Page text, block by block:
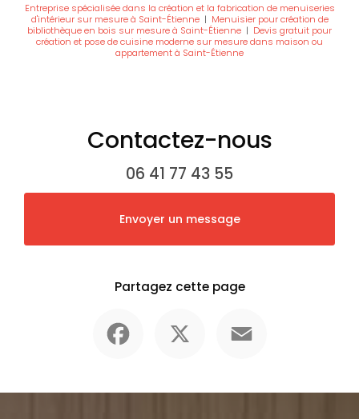
Entreprise spécialisée dans la création et la fabrication de menuiseries
d'intérieur sur mesure à Saint-Étienne| Menuisier pour création de
bibliothèque en bois sur mesure à Saint-Étienne | Devis gratuit pour
création et pose de cuisine moderne sur mesure dans maison ou
appartement à Saint-Étienne
Contactez-nous
06 41 77 43 55
Envoyer un message
Partagez cette page